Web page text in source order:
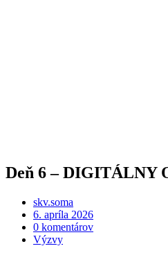
Deň 6 – DIGITÁLNY
skv.soma
6. apríla 2026
0 komentárov
Výzvy